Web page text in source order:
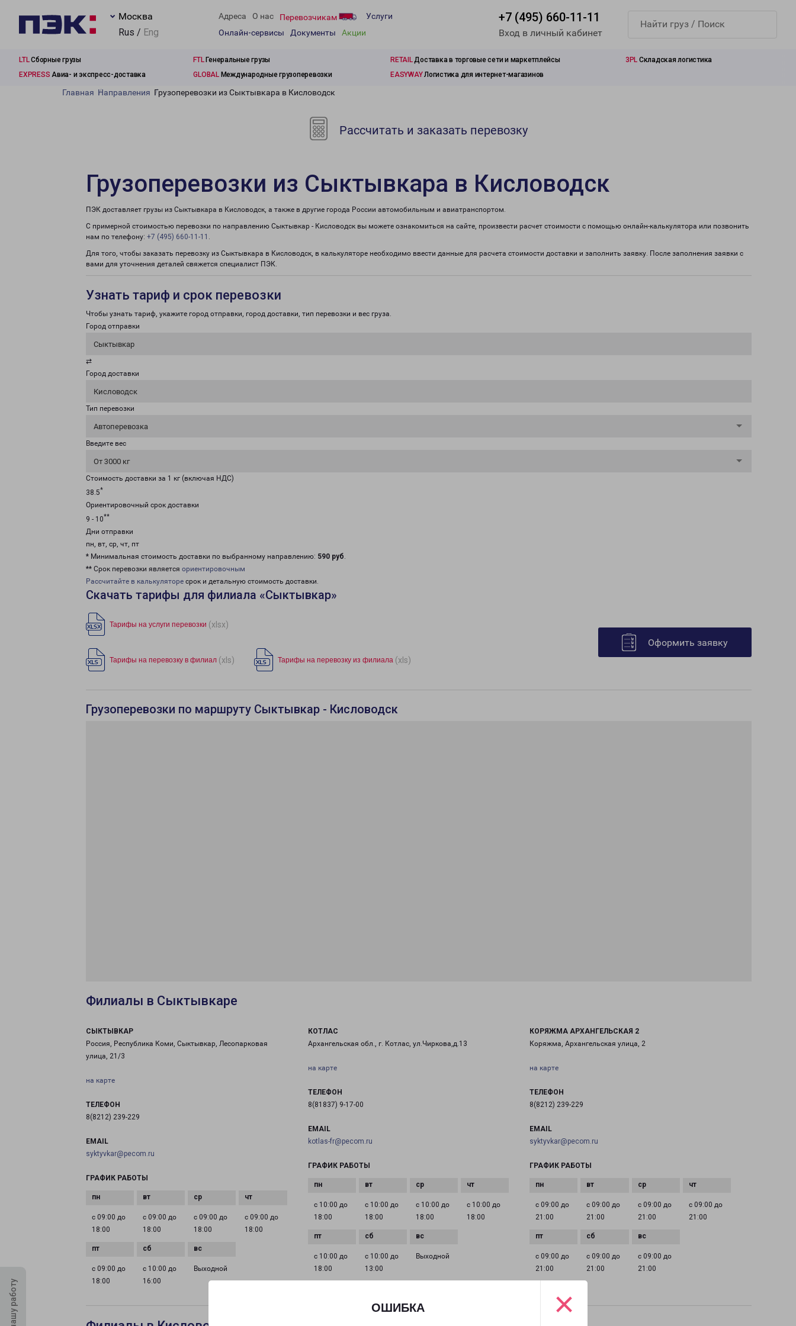
ОШИБКА ×
Москва
Rus / Eng
Адреса О нас Перевозчикам
Услуги
Онлайн-сервисы
Документы Акции
+7 (495) 660-11-11
Вход в личный кабинет
LTLСборные грузы FTLГенеральные грузы RETAILДоставка в торговые сети и маркетплейсы 3PL Складская логистика
EXPRESS Авиа- и экспресс-доставка GLOBALМеждународные грузоперевозки EASYWAYЛогистика для интернет-магазинов
Главная Направления Грузоперевозки из Сыктывкара в Кисловодск
Рассчитать и заказать перевозку
Грузоперевозки из Сыктывкара в Кисловодск
ПЭК доставляет грузы из Сыктывкара в Кисловодск, а также в другие города России автомобильным и авиатранспортом.
С примерной стоимостью перевозки по направлению Сыктывкар - Кисловодск вы можете ознакомиться на сайте, произвести расчет стоимости с помощью онлайн-калькулятора или позвонить
нам по телефону: +7 (495) 660-11-11 .
Для того, чтобы заказать перевозку из Сыктывкара в Кисловодск, в калькуляторе необходимо ввести данные для расчета стоимости доставки и заполнить заявку. После заполнения заявки с
вами для уточнения деталей свяжется специалист ПЭК.
Узнать тариф и срок перевозки
Чтобы узнать тариф, укажите город отправки, город доставки, тип перевозки и вес груза.
Город отправки
Сыктывкар
⇄
Город доставки
Кисловодск
Тип перевозки
Автоперевозка
Введите вес
От 3000 кг
Стоимость доставки за 1 кг (включая НДС)
38.5*
Ориентировочный срок доставки
9 - 10**
Дни отправки
пн, вт, ср, чт, пт
* Минимальная стоимость доставки по выбранному направлению: 590 руб.
** Срок перевозки является ориентировочным
Рассчитайте в калькуляторе срок и детальную стоимость доставки.
Скачать тарифы для филиала «Сыктывкар»
Тарифы на услуги перевозки (xlsx)
Тарифы на перевозку в филиал (xls) Тарифы на перевозку из филиала (xls)
Оформить заявку
Грузоперевозки по маршруту Сыктывкар - Кисловодск
Филиалы в Сыктывкаре
СЫКТЫВКАР
Россия, Республика Коми, Сыктывкар, Лесопарковая
улица, 21/3
на карте
ТЕЛЕФОН
8(8212) 239-229
EMAIL
syktyvkar@pecom.ru
ГРАФИК РАБОТЫ
с 09:00 до
18:00
с 09:00 до
18:00
с 09:00 до
18:00
с 09:00 до
18:00
с 09:00 до
18:00
с 10:00 до
16:00
Выходной
КОТЛАС
Архангельская обл., г. Котлас, ул.Чиркова,д.13
на карте
ТЕЛЕФОН
8(81837) 9-17-00
EMAIL
kotlas-fr@pecom.ru
ГРАФИК РАБОТЫ
с 10:00 до
18:00
с 10:00 до
18:00
с 10:00 до
18:00
с 10:00 до
18:00
с 10:00 до
18:00
с 10:00 до
13:00
Выходной
КОРЯЖМА АРХАНГЕЛЬСКАЯ 2
Коряжма, Архангельская улица, 2
на карте
ТЕЛЕФОН
8(8212) 239-229
EMAIL
syktyvkar@pecom.ru
ГРАФИК РАБОТЫ
с 09:00 до
21:00
с 09:00 до
21:00
с 09:00 до
21:00
с 09:00 до
21:00
с 09:00 до
21:00
с 09:00 до
21:00
с 09:00 до
21:00